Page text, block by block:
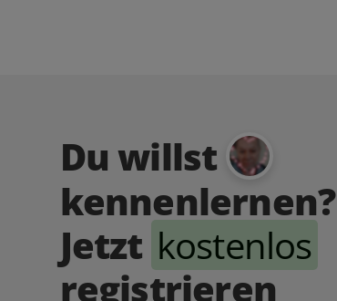
Du willst
kennenlernen?
Jetzt kostenlos
registrieren